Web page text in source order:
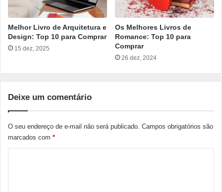
Melhor Livro de Arquitetura e
Design: Top 10 para Comprar
15 dez, 2025
Os Melhores Livros de
Romance: Top 10 para
Comprar
26 dez, 2024
Deixe um comentário
O seu endereço de e-mail não será publicado. Campos obrigatórios são
marcados com *